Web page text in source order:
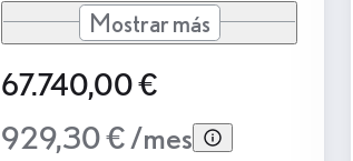
Mostrar más
67.740,00 €
929,30 € /mes